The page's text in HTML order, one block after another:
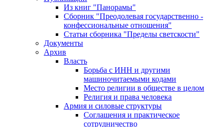
Из книг "Панорамы"
Сборник "Преодолевая государственно -
конфессиональные отношения"
Статьи сборника "Пределы светскости"
Документы
Архив
Власть
Борьба с ИНН и другими
машиночитаемыми кодами
Место религии в обществе в целом
Религия и права человека
Армия и силовые структуры
Соглашения и практическое
сотрудничество